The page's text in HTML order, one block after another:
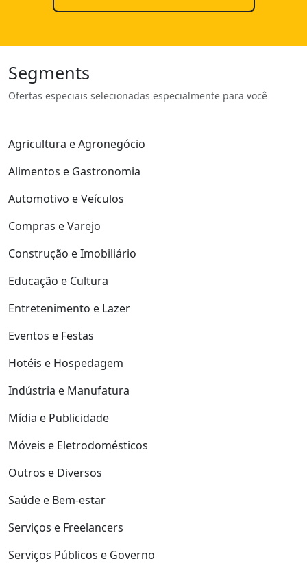
Segments
Ofertas especiais selecionadas especialmente para você
Agricultura e Agronegócio
Alimentos e Gastronomia
Automotivo e Veículos
Compras e Varejo
Construção e Imobiliário
Educação e Cultura
Entretenimento e Lazer
Eventos e Festas
Hotéis e Hospedagem
Indústria e Manufatura
Mídia e Publicidade
Móveis e Eletrodomésticos
Outros e Diversos
Saúde e Bem-estar
Serviços e Freelancers
Serviços Públicos e Governo